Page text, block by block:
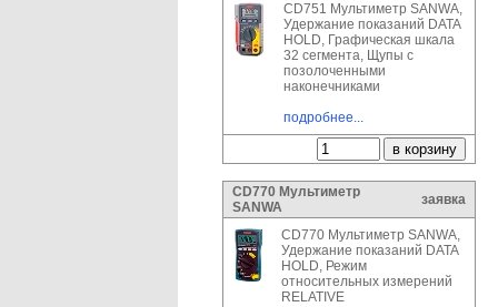
CD751 Мультиметр SANWA,
Удержание показаний DATA
HOLD, Графическая шкала
32 сегмента, Щупы с
позолоченными
наконечниками
подробнее...
CD770 Мультиметр
SANWA
заявка
CD770 Мультиметр SANWA,
Удержание показаний DATA
HOLD, Режим
относительных измерений
RELATIVE